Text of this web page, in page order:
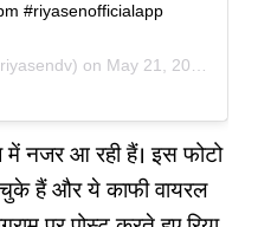
#riyasenofficialapp
on May 21, 2020 at 4:00am PDT
में नजर आ रही हैं। इस फोटो
हैं और ये काफी वायरल